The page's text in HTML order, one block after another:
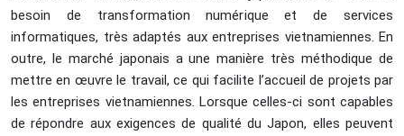
besoin de transformation numérique et de services
informatiques, très adaptés aux entreprises vietnamiennes. En
outre, le marché japonais a une manière très méthodique de
mettre en œuvre le travail, ce qui facilite l’accueil de projets par
les entreprises vietnamiennes. Lorsque celles-ci sont capables
de répondre aux exigences de qualité du Japon, elles peuvent